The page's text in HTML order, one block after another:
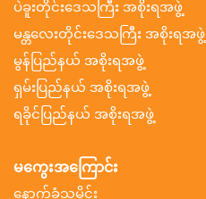
ပဲခူးတိုင်းဒေသကြီး အစိုးရအဖွဲ့
မန္တလေးတိုင်းဒေသကြီး အစိုးရအဖွဲ့
မွန်ပြည်နယ် အစိုးရအဖွဲ့
ရှမ်းပြည်နယ် အစိုးရအဖွဲ့
ရခိုင်ပြည်နယ် အစိုးရအဖွဲ့
မကွေးအကြောင်း
နောက်ခံသမိုင်း